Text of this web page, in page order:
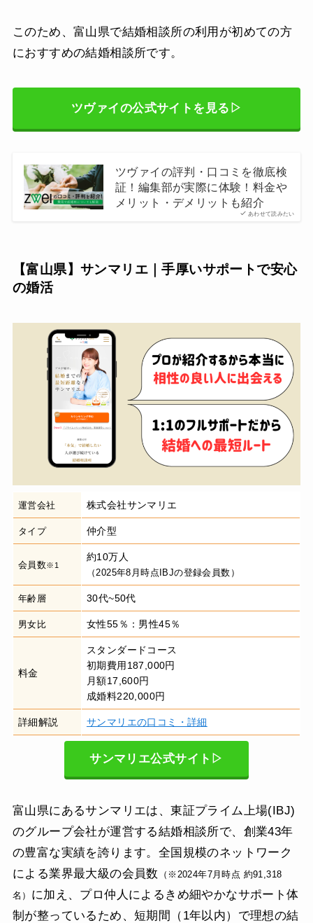
このため、富山県で結婚相談所の利用が初めての方
におすすめの結婚相談所です。
ツヴァイの公式サイトを見る▷
あわせて読みたい
ツヴァイの評判・口コミを徹底検
証！編集部が実際に体験！料金や
メリット・デメリットも紹介
【富山県】サンマリエ｜手厚いサポートで安心
の婚活
運営会社 株式会社サンマリエ
タイプ 仲介型
会員数※1
約10万人
（2025年8月時点IBJの登録会員数）
年齢層 30代~50代
男女比 女性55％：男性45％
料金
スタンダードコース
初期費用187,000円
月額17,600円
成婚料220,000円
詳細解説 サンマリエの口コミ・詳細
サンマリエ公式サイト▷
富山県にあるサンマリエは、東証プライム上場(IBJ)
のグループ会社が運営する結婚相談所で、創業43年
の豊富な実績を誇ります。全国規模のネットワーク
による業界最大級の会員数
（※2024年7月時点 約91,318
名） に加え、プロ仲人によるきめ細やかなサポート体
制が整っているため、短期間（1年以内）で理想の結